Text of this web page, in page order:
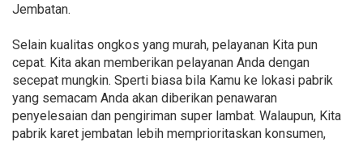
Jembatan.
Selain kualitas ongkos yang murah, pelayanan Kita pun
cepat. Kita akan memberikan pelayanan Anda dengan
secepat mungkin. Sperti biasa bila Kamu ke lokasi pabrik
yang semacam Anda akan diberikan penawaran
penyelesaian dan pengiriman super lambat. Walaupun, Kita
pabrik karet jembatan lebih memprioritaskan konsumen,